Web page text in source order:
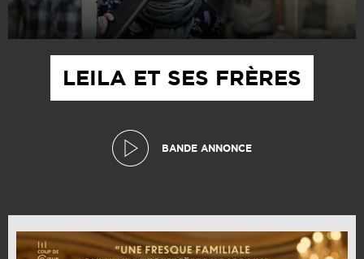
LEILA ET SES FRÈRES
BANDE ANNONCE